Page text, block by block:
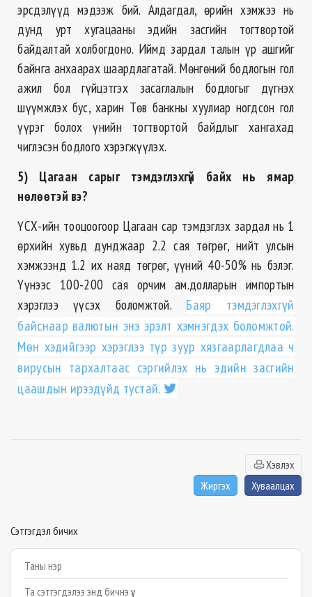
эрсдэлүүд мэдээж бий. Алдагдал, өрийн хэмжээ нь
дунд урт хугацааны эдийн засгийн тогтвортой
байдалтай холбогдоно. Иймд зардал талын үр ашгийг
байнга анхаарах шаардлагатай. Мөнгөний бодлогын гол
ажил бол гүйцэтгэх засаглалын бодлогыг дүгнэх
шүүмжлэх бус, харин Төв банкны хуулиар ногдсон гол
үүрэг болох үнийн тогтвортой байдлыг хангахад
чиглэсэн бодлого хэрэгжүүлэх.
5) Цагаан сарыг тэмдэглэхгүй байх нь ямар
нөлөөтэй вэ?
ҮСХ-ийн тооцоогоор Цагаан сар тэмдэглэх зардал нь 1
өрхийн хувьд дунджаар 2.2 сая төгрөг, нийт улсын
хэмжээнд 1.2 их наяд төгрөг, үүний 40-50% нь бэлэг.
Үүнээс 100-200 сая орчим ам.долларын импортын
хэрэглээ үүсэх боломжтой. Баяр тэмдэглэхгүй
байснаар валютын энэ эрэлт хэмнэгдэх боломжтой.
Мөн хэдийгээр хэрэглээ түр зуур хязгаарлагдлаа ч
вирусын тархалтаас сэргийлэх нь эдийн засгийн
цаашдын ирээдүйд тустай.
Хэвлэх
Жиргэх
Хуваалцах
Сэтгэгдэл бичих
Example textarea